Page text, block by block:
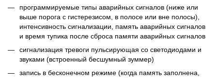
программируемые типы аварийных сигналов (ниже или
выше порога с гистерезисом, в полосе или вне полосы),
интенсивность сигнализации, память аварийных сигналов
и время тупика после сброса памяти аварийных сигналов
сигнализация тревоги пульсирующая со светодиодами и
звуками (встроенный бесшумный зуммер)
запись в бесконечном режиме (когда память заполнена,